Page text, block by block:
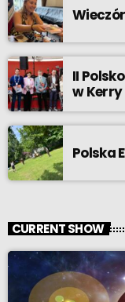
II
w Kerry
Polska
CURRENT SHOW